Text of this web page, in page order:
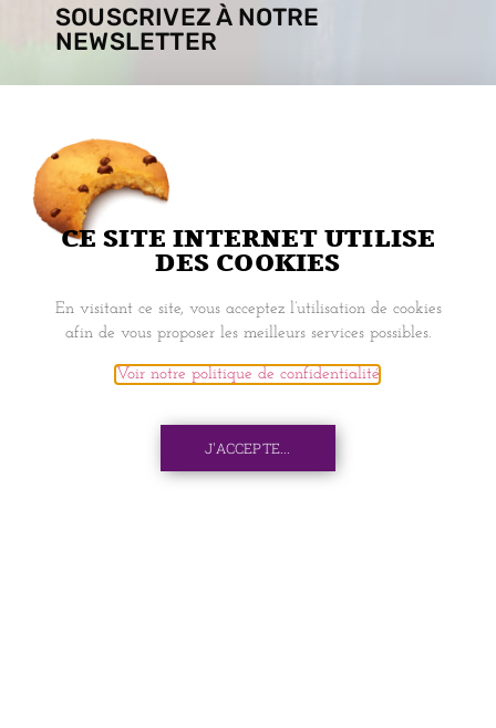
SOUSCRIVEZ À NOTRE
NEWSLETTER
NAVIGATION
CE SITE INTERNET UTILISE
DES COOKIES
En visitant ce site, vous acceptez l’utilisation de cookies
afin de vous proposer les meilleurs services possibles.
Voir notre politique de confidentialité.
J'ACCEPTE...